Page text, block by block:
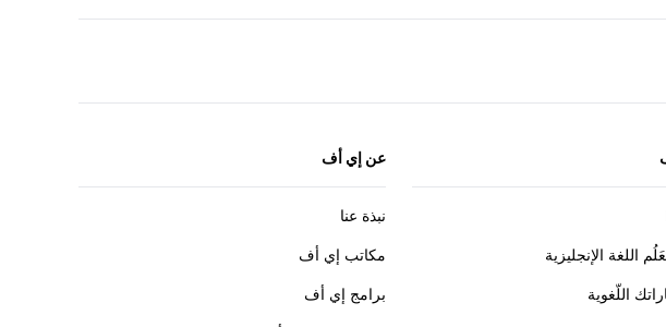
اللغة الإنجليزية
اللّغوية
عن إي أف
نبذة عنا
مكاتب إي أف
برامج إي أف